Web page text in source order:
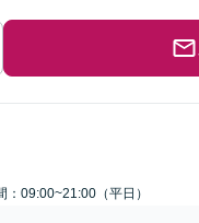
：09:00~21:00（平日）